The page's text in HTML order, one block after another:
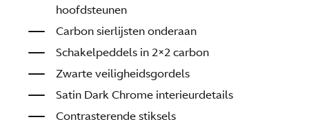
hoofdsteunen
Carbon sierlijsten onderaan
Schakelpeddels in 2×2 carbon
Zwarte veiligheidsgordels
Satin Dark Chrome interieurdetails
Contrasterende stiksels